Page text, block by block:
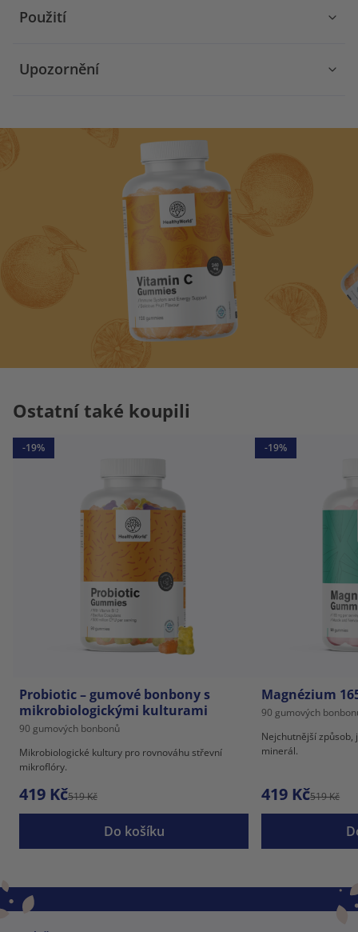
Použití
Upozornění
Ostatní také koupili
-19%
Probiotic – gumové bonbony s
mikrobiologickými kulturami
90 gumových bonbonů
Mikrobiologické kultury pro rovnováhu střevní
mikroflóry.
419 Kč519 Kč
Do košíku
-19%
Magnézium
90 gumových
Nejchutnější
minerál.
419 Kč519 Kč